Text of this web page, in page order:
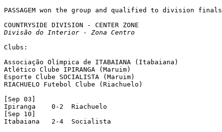
PASSAGEM won the group and qualified to division
Divisão do Interior - Zona Centro
Clubs:
Associação Olímpica de ITABAIANA (Itabaiana)
Atlético Clube IPIRANGA (Maruim)
Esporte Clube SOCIALISTA (Maruim)
RIACHUELO Futebol Clube (Riachuelo)
[Sep 03]
Ipiranga    0-2  Riachuelo
[Sep 10]
Itabaiana   2-4  Socialista